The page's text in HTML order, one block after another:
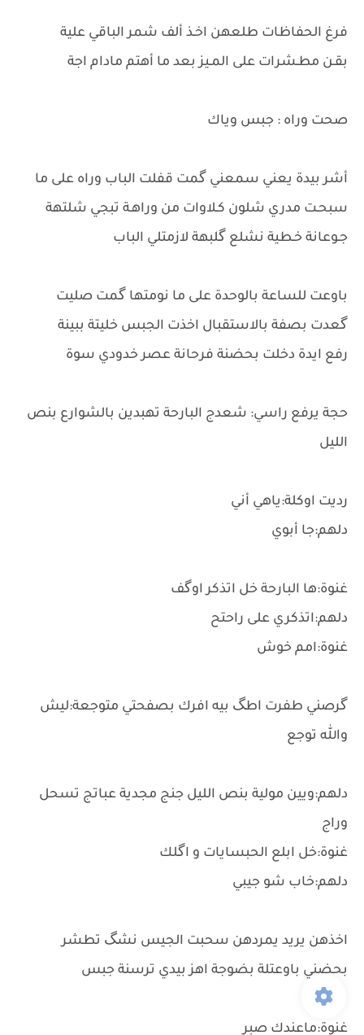
فرغ الحفاظات طلعهن اخـذ ألف شمر الباقي علية
بقـن مطـشرات على المـيز بعد ما أهتم مادام اجة
صحت وراه : جبس وياك
أشر بيدة يعني سمعني گمت قفلت الباب وراه على ما
سبحـت مدري شلون كـلاوات من وراهـة تبجي شلتهة
جـوعانة خـطية نشلع گلبهة لازمتلي الباب
باوعت للساعة بالوحدة على ما نومتها گمت صليت
گعدت بصفة بالاستقبال اخذت الجبس خليتة ببينة
رفع ايدة دخلت بحضنة فرحانة عصر خدودي سوة
حجة يرفع راسي: شعدج البارحة تهبدين بالشوارع بنص
الليل
رديت اوكلة:ياهي أني
دلهم:جا أبوي
غنوة:ها البارحة خل اتذكر اوگف
دلهم:اتذكري على راحتح
غنوة:امم خوش
گرصني طفرت اطگ بيه افرك بصفحتي متوجعة:ليش
والله توجع
دلهم:ويين مولية بنص الليل جنج مجدية عباتج تسحل
وراج
غنوة:خل ابلع الحبسايات و اگلك
دلهم:خاب شو جيبي
اخذهن يريد يمردهن سحبت الجيس نشگ تطشر
بحضني باوعتلة بضوجة اهز بيدي ترسنة جبس
غنوة:ماعندك صبر